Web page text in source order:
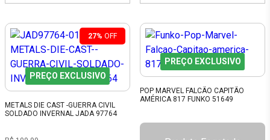
27% OFF
PREÇO EXCLUSIVO
METALS DIE CAST -GUERRA CIVIL
SOLDADO INVERNAL JADA 97764
PREÇO EXCLUSIVO
POP MARVEL FALCÃO CAPITÃO
AMÉRICA 817 FUNKO 51649